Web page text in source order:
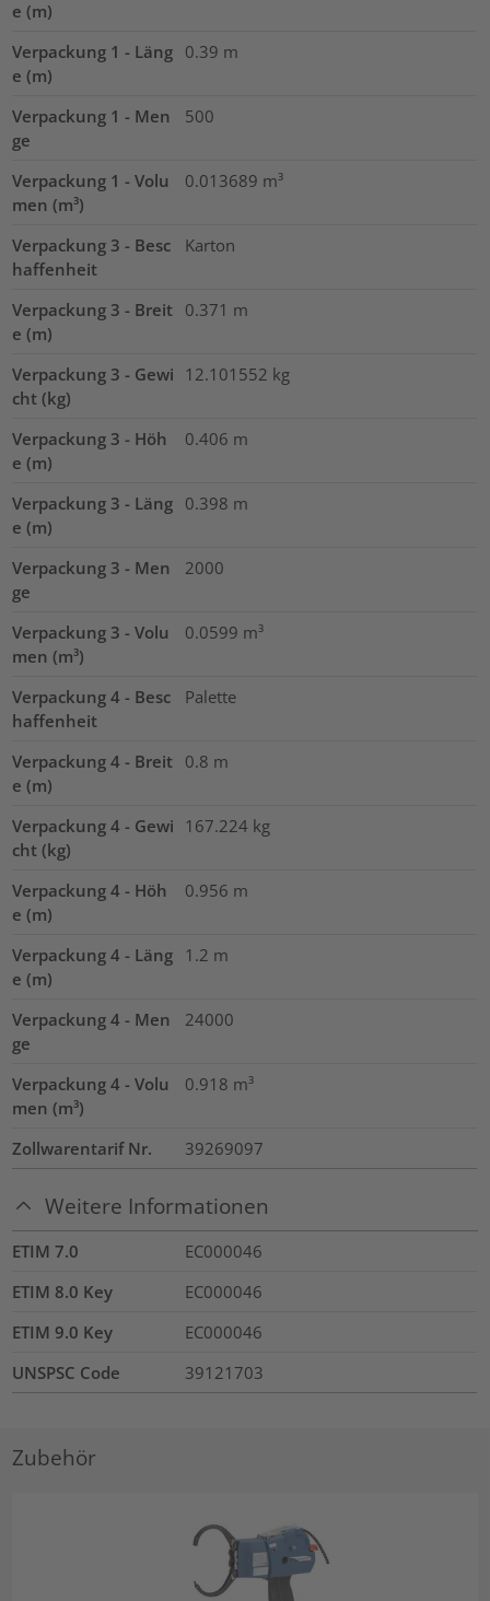
e (m)
Verpackung 1 - Läng
e (m)
0.39 m
Verpackung 1 - Men
ge
500
Verpackung 1 - Volu
men (m³)
0.013689 m³
Verpackung 3 - Besc
haffenheit
Karton
Verpackung 3 - Breit
e (m)
0.371 m
Verpackung 3 - Gewi
cht (kg)
12.101552 kg
Verpackung 3 - Höh
e (m)
0.406 m
Verpackung 3 - Läng
e (m)
0.398 m
Verpackung 3 - Men
ge
2000
Verpackung 3 - Volu
men (m³)
0.0599 m³
Verpackung 4 - Besc
haffenheit
Palette
Verpackung 4 - Breit
e (m)
0.8 m
Verpackung 4 - Gewi
cht (kg)
167.224 kg
Verpackung 4 - Höh
e (m)
0.956 m
Verpackung 4 - Läng
e (m)
1.2 m
Verpackung 4 - Men
ge
24000
Verpackung 4 - Volu
men (m³)
0.918 m³
Zollwarentarif Nr. 39269097
Weitere Informationen
ETIM 7.0
EC000046
ETIM 8.0 Key
EC000046
ETIM 9.0 Key
EC000046
UNSPSC Code
39121703
Zubehör